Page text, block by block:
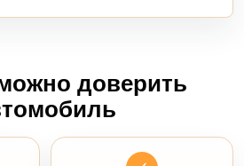
доверить